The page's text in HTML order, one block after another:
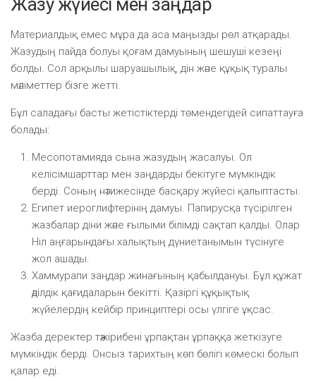
Материалдық емес мұра да аса маңызды рөл атқарады.
Жазудың пайда болуы қоғам дамуының шешуші кезеңі
болды. Сол арқылы шаруашылық, дін және құқық туралы
мәліметтер бізге жетті.
Бұл саладағы басты жетістіктерді төмендегідей сипаттауға
болады:
Месопотамияда сына жазудың жасалуы. Ол
келісімшарттар мен заңдарды бекітуге мүмкіндік
берді. Соның нәтижесінде басқару жүйесі қалыптасты.
Египет иероглифтерінің дамуы. Папирусқа түсірілген
жазбалар діни және ғылыми білімді сақтап қалды. Олар
Ніл аңғарындағы халықтың дүниетанымын түсінуге
жол ашады.
Хаммурапи заңдар жинағының қабылдануы. Бұл құжат
әділдік қағидаларын бекітті. Қазіргі құқықтық
жүйелердің кейбір принциптері осы үлгіге ұқсас.
Жазба деректер тәжірибені ұрпақтан ұрпаққа жеткізуге
мүмкіндік берді. Онсыз тарихтың көп бөлігі көмескі болып
қалар еді.